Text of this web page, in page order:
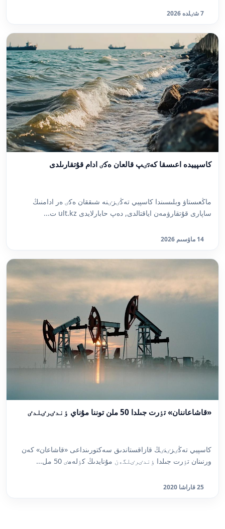
7 شٸلدە 2026
كاسپييدە اعىسقا كەتٸپ قالعان ەكٸ ادام قۇتقارىلدى
ماڭعىستاۋ وبلىسىندا كاسپيي تەڭٸزٸنە شىققان ەكٸ ەر ادامنىڭ
ساپارى قۇتقارۋمەن اياقتالدى, دەپ حابارلايدى ult.kz ت...
14 ماۋسىم 2026
«قاشاعاننان» تٶرت جىلدا 50 ملن توننا مۇناي ٶندٸرٸلدٸ
كاسپيي تەڭٸزٸنٸڭ قازاقستاندىق سەكتورىنداعى «قاشاعان» كەن
ورنىنان تٶرت جىلدا ٶندٸرٸلگەن مۇنايدىڭ كٶلەمٸ 50 مل...
25 قاراشا 2020